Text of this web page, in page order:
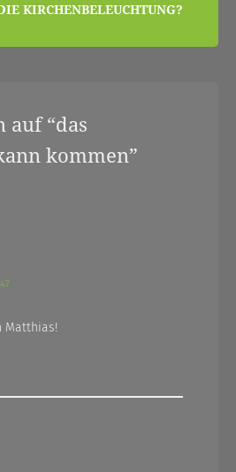
KIRCHENBELEUCHTUNG?
auf “das
kommen”
Matthias!